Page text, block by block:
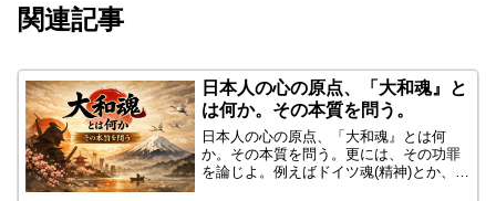
関連記事
日本人の心の原点、「大和魂』と
は何か。その本質を問う。
日本人の心の原点、「大和魂』とは何
か。その本質を問う。更には、その功罪
を論じよ。例えばドイツ魂(精神)とか、ユ